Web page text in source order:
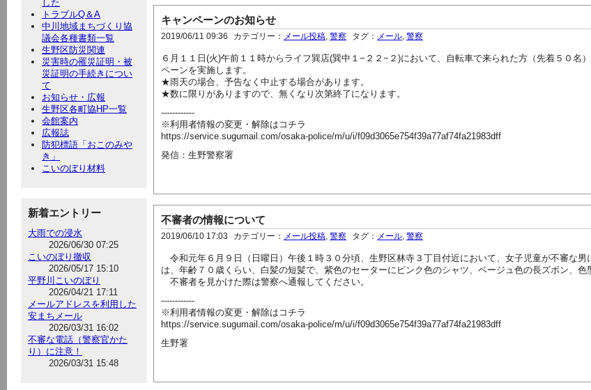
した
トラブルQ＆A
中川地域まちづくり協
議会各種書類一覧
生野区防災関連
災害時の罹災証明・被
災証明の手続きについ
て
お知らせ・広報
生野区各町協HP一覧
会館案内
広報誌
防犯標語「おこのみや
き」
こいのぼり材料
新着エントリー
大雨での浸水
2026/06/30 07:25
こいのぼり撤収
2026/05/17 15:10
平野川こいのぼり
2026/04/21 17:11
メールアドレスを利用した
安まちメール
2026/03/31 16:02
不審な電話（警察官かた
り）に注意！
2026/03/31 15:48
キャンペーンのお知らせ
2019/06/11 09:36 カテゴリー： メール投稿 警察 タグ： メール 警察
６月１１日(火)午前１１時からライフ巽店(巽中１−２２−２)において、自転車で来られた方（先着５０名
ペーンを実施します。
★雨天の場合、予告なく中止する場合があります。
★数に限りがありますので、無くなり次第終了になります。
------------
※利用者情報の変更・解除はコチラ
https://service.sugumail.com/osaka-police/m/u/i/f09d3065e754f39a77af74fa21983dff
発信：生野警察署
不審者の情報について
2019/06/10 17:03 カテゴリー： メール投稿 警察 タグ： メール 警察
令和元年６月９日（日曜日）午後１時３０分頃、生野区林寺３丁目付近において、女子児童が不審な
は、年齢７０歳くらい、白髪の短髪で、紫色のセーターにピンク色のシャツ、ベージュ色の長ズボン、色
不審者を見かけた際は警察へ通報してください。
------------
※利用者情報の変更・解除はコチラ
https://service.sugumail.com/osaka-police/m/u/i/f09d3065e754f39a77af74fa21983dff
生野署